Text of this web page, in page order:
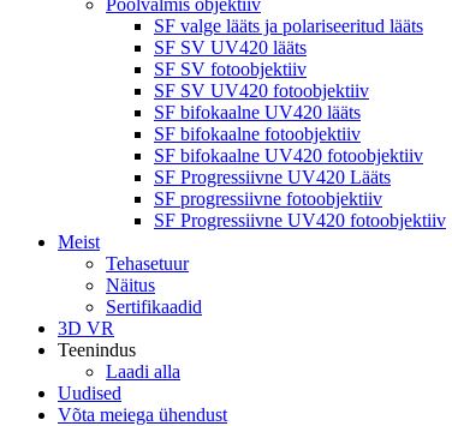
Poolvalmis objektiiv
SF valge lääts ja polariseeritud lääts
SF SV UV420 lääts
SF SV fotoobjektiiv
SF SV UV420 fotoobjektiiv
SF bifokaalne UV420 lääts
SF bifokaalne fotoobjektiiv
SF bifokaalne UV420 fotoobjektiiv
SF Progressiivne UV420 Lääts
SF progressiivne fotoobjektiiv
SF Progressiivne UV420 fotoobjektiiv
Meist
Tehasetuur
Näitus
Sertifikaadid
3D VR
Teenindus
Laadi alla
Uudised
Võta meiega ühendust